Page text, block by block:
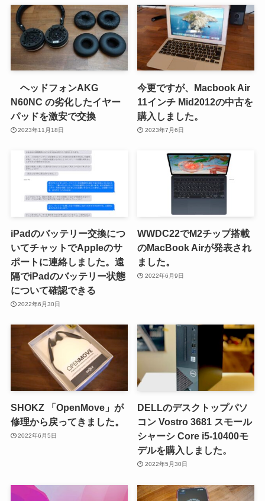
ヘッドフォンAKG
N60NC の劣化したイヤー
パッドを激安で交換
2023年11月18日
今更ですが、Macbook Air
11インチ Mid2012の中古を
購入しました。
2023年7月6日
iPadのバッテリー交換につ
いてチャットでAppleのサ
ポートに連絡しました。遠
隔でiPadのバッテリー状態
について確認できる
2022年6月30日
WWDC22でM2チップ搭載
のMacBook Airが発表され
ました。
2022年6月9日
SHOKZ 「OpenMove」が
修理から戻ってきました。
2022年6月5日
DELLのデスクトップパソ
コン Vostro 3681 スモール
シャーシ Core i5-10400モ
デルを購入しました。
2022年5月30日